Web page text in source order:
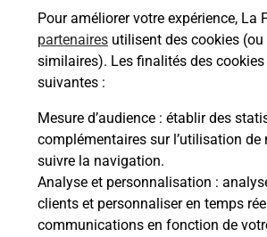
Pour améliorer votre expérience, La
partenaires utilisent des cookies
similaires). Les finalités des
suivantes :
Mesure d’audience : établir des
complémentaires sur l’utilisation de
suivre la navigation.
Analyse et personnalisation :
clients et personnaliser en temps
communications en fonction de
Comment demander une
modification de livraison ?
Comment La Poste
à votre sécurité au